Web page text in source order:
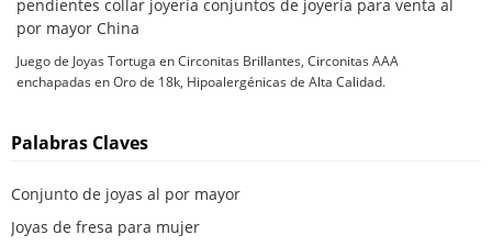
pendientes collar joyería conjuntos de joyería para venta al
por mayor China
Juego de Joyas Tortuga en Circonitas Brillantes, Circonitas AAA
enchapadas en Oro de 18k, Hipoalergénicas de Alta Calidad.
Palabras Claves
Conjunto de joyas al por mayor
Joyas de fresa para mujer